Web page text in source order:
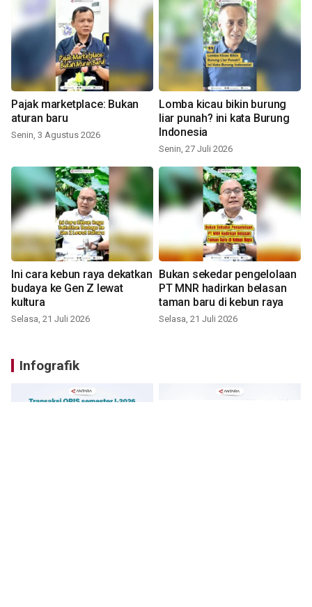
Pajak marketplace: Bukan
aturan baru
Senin, 3 Agustus 2026
Lomba kicau bikin burung
liar punah? ini kata Burung
Indonesia
Senin, 27 Juli 2026
Ini cara kebun raya dekatkan
budaya ke Gen Z lewat
kultura
Selasa, 21 Juli 2026
Bukan sekedar pengelolaan
PT MNR hadirkan belasan
taman baru di kebun raya
Selasa, 21 Juli 2026
Infografik